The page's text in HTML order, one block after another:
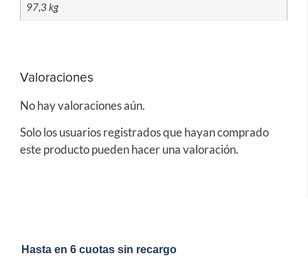
97,3 kg
Valoraciones
No hay valoraciones aún.
Solo los usuarios registrados que hayan comprado
este producto pueden hacer una valoración.
Hasta en 6 cuotas sin recargo